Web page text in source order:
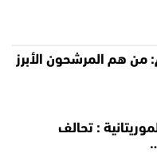
من هم المرشحون الأبرز
: تحالف